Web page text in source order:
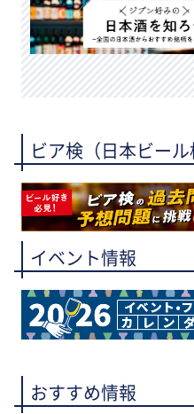
ビア検（日本ビー
イベント情報
おすすめ情報